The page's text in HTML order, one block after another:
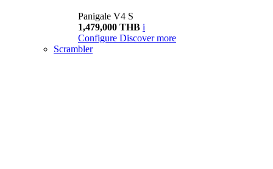
Panigale V4 S
1,479,000 THB i
Configure Discover more
Scrambler